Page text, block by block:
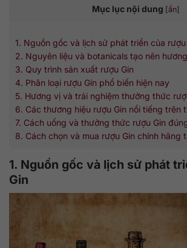
Mục lục nội dung [ẩn]
1. Nguồn gốc và lịch sử phát triển của rượu
2. Nguyên liệu và botanicals tạo nên
3. Quy trình sản xuất rượu Gin
4. Phân loại rượu Gin phổ biến hiện nay
5. Hương vị và trải nghiệm thưởng thức
6. Các thương hiệu rượu Gin nổi tiếng trên
7. Cách uống và thưởng thức rượu Gin
8. Cách chọn và mua rượu Gin chính hãng
1. Nguồn gốc và lịch sử phát
Gin